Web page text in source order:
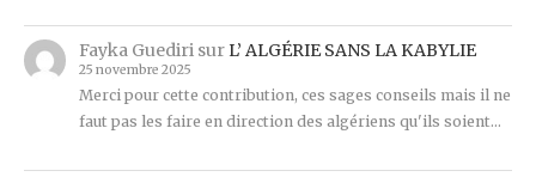
Fayka Guedirisur L’ ALGÉRIE SANS LA KABYLIE
25 novembre 2025
Merci pour cette contribution, ces sages conseils mais il ne
faut pas les faire en direction des algériens qu'ils soient…